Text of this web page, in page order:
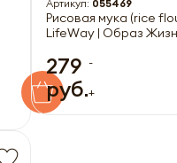
Артикул: 055469
Рисовая мука (rice
LifeWay | Образ
279
руб.
-
+